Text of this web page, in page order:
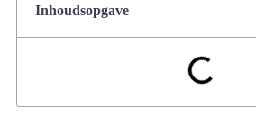
Inhoudsopgave